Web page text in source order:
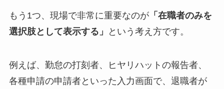
もう1つ、現場で非常に重要なのが「在職者のみを
選択肢として表示する」
という考え方です。
例えば、勤怠の打刻者、ヒヤリハットの報告者、
各種申請の申請者といった入力画面で、退職者が